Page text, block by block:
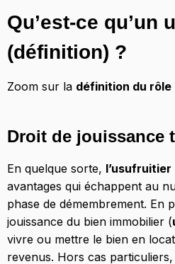
Qu’est-ce qu’un
(définition) ?
Zoom sur la définition du rôle
Droit de jouissance
En quelque sorte, l’usufruitier
avantages qui échappent au
phase de démembrement. En
jouissance du bien immobilier (
vivre ou mettre le bien en
revenus. Hors cas